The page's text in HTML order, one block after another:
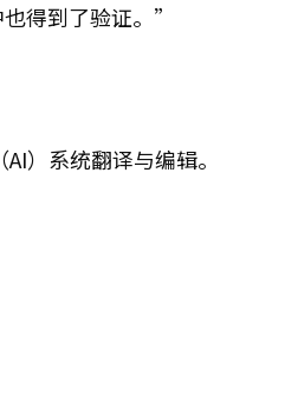
得到了验证。”
）系统翻译与编辑。